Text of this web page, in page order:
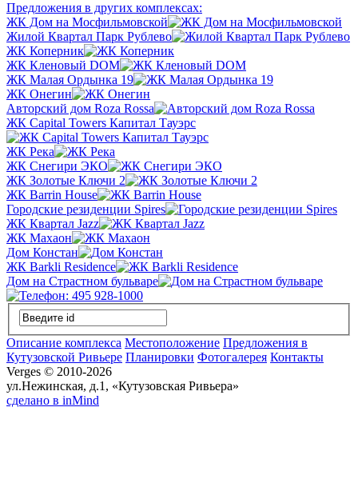
Предложения в других комплексах:
ЖК Дом на Мосфильмовской
Жилой Квартал Парк Рублево
ЖК Коперник
ЖК Кленовый DOM
ЖК Малая Ордынка 19
ЖК Онегин
Авторский дом Roza Rossa
ЖК Capital Towers Капитал Тауэрс
ЖК Река
ЖК Снегири ЭКО
ЖК Золотые Ключи 2
ЖК Barrin House
Городские резиденции Spires
ЖК Квартал Jazz
ЖК Махаон
Дом Констан
ЖК Barkli Residence
Дом на Страстном бульваре
Описание комплекса Местоположение Предложения в
Кутузовской Ривьере Планировки Фотогалерея Контакты
Verges © 2010-2026
ул.Нежинская, д.1, «Кутузовская Ривьера»
сделано в inMind